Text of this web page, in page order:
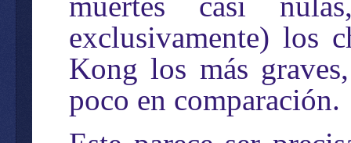
exclusivamente) los
Kong los más
poco en comparación.